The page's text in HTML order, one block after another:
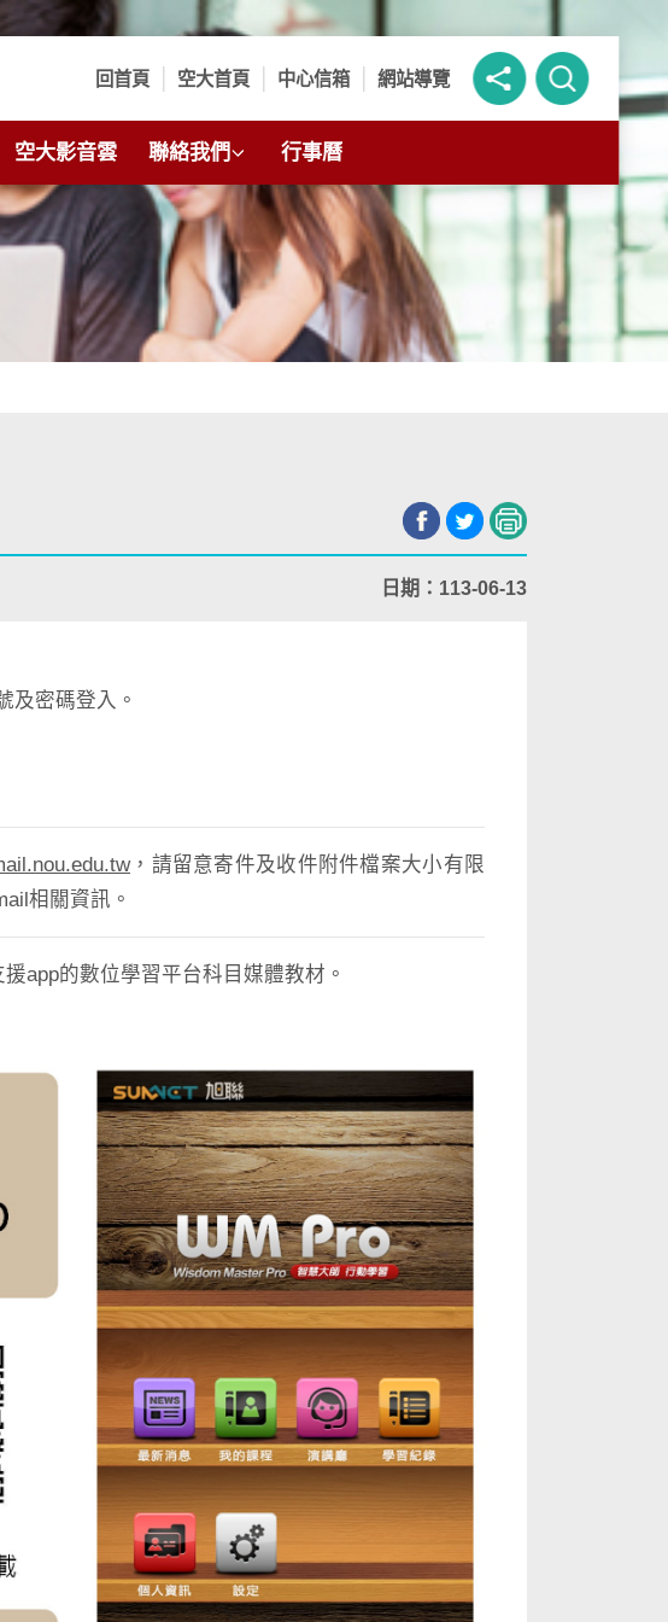
回首頁
空大首頁 中心信箱 網站導覽
空大影音雲 聯絡我們 行事曆
日期：113-06-13
及密碼登入。
，請留意寄件及收件附件檔案大小有限
相關資訊。
app的數位學習平台科目媒體教材。